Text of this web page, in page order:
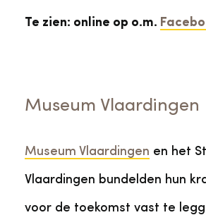
Te zien: online op o.m.
Museum Vlaardingen
Museum Vlaardingen en het
Vlaardingen bundelden hun
voor de toekomst vast te